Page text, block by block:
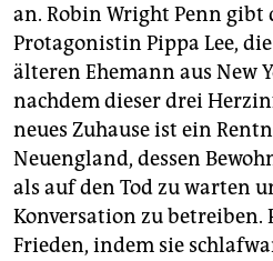
an. Robin Wright Penn gibt
Protagonistin Pippa Lee,
älteren Ehemann aus New
nachdem dieser drei
neues Zuhause ist ein
Neuengland, dessen
als auf den Tod zu warten
Konversation zu betreiben.
Frieden, indem sie